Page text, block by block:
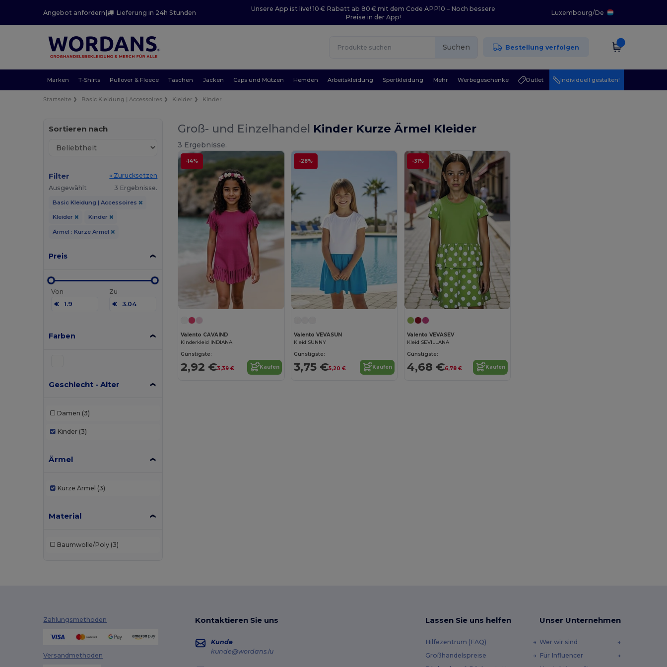
Angebot anfordern| Lieferung in 24h Stunden
Unsere App ist live! 10 € Rabatt ab 80 € mit dem Code APP10 – Noch bessere
Preise in der App!
Luxembourg/De
Suchen Bestellung verfolgen
Marken T-Shirts Pullover & Fleece Taschen Jacken Caps und Mützen Hemden Arbeitskleidung Sportkleidung Mehr Werbegeschenke Outlet Individuell gestalten!
Startseite Basic Kleidung | Accessoires Kleider Kinder
Sortieren nach
Filter
« Zurücksetzen
Ausgewählt
3 Ergebnisse.
Basic Kleidung | Accessoires
Kleider Kinder
Ärmel : Kurze Ärmel
Preis
Von
€
Zu
€
Farben
Geschlecht - Alter
Damen (3)
Kinder (3)
Ärmel
Kurze Ärmel (3)
Material
Baumwolle/Poly (3)
Groß- und Einzelhandel Kinder Kurze Ärmel Kleider
3 Ergebnisse.
-14%
Valento CAVAIND
Kinderkleid INDIANA
Günstigste:
2,92 €3,39 € Kaufen
-28%
Valento VEVASUN
Kleid SUNNY
Günstigste:
3,75 €5,20 € Kaufen
-31%
Valento VEVASEV
Kleid SEVILLANA
Günstigste:
4,68 €6,78 € Kaufen
Zahlungsmethoden
Versandmethoden
Kontaktieren Sie uns
Kunde
kunde@wordans.lu
Lassen Sie uns helfen
Hilfezentrum (FAQ)
Großhandelspreise
Unser Unternehmen
Wer wir sind
Für Influencer